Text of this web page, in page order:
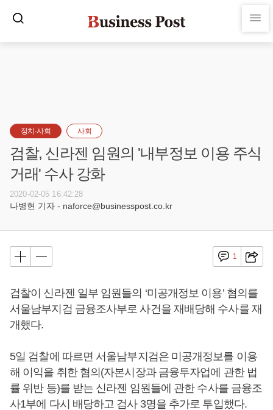
정치·사회 사회
검찰, 신라젠 임원의 '내부정보 이용 주식
거래' 수사 강화
2020-02-05 16:42:28
나병현 기자 - naforce@businesspost.co.kr
1
검찰이 신라젠 일부 임원들의 ‘미공개정보 이용’ 혐의를
서울남부지검 금융조사부로 사건을 재배당해 수사를 재
개했다.
5일 검찰에 따르면 서울남부지검은 미공개정보를 이용
해 이익을 취한 혐의(자본시장과 금융투자업에 관한 법
률 위반 등)를 받는 신라젠 임원들에 관한 수사를 금융조
사1부에 다시 배당하고 검사 3명을 추가로 투입했다.